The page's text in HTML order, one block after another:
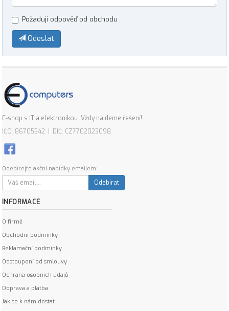
Požaduji odpověď od obchodu
Odeslat
E-shop s IT a elektronikou. Vždy najdeme řešení!
IČO: 86705342 | DIČ: CZ7702023098
Odebírejte akční nabídky emailem:
Odebírat
INFORMACE
O firmě
Obchodní podmínky
Reklamační podmínky
Odstoupení od smlouvy
Ochrana osobních údajů
Doprava a platba
Jak se k nám dostat